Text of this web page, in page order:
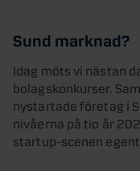
Sund marknad?
Idag möts vi nästan
bolagskonkurser.
nystartade företag i
nivåerna på tio år
startup-scenen